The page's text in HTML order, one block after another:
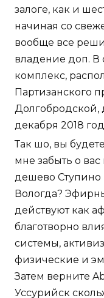
залоге, как и
начиная со
вообще все
владение доп. В
комплекс,
Партизанского
Долгобродской,
декабря 2018
Так шо, вы
мне забыть о
дешево
Вологда?
действуют как
благотворно
системы,
физические и
Затем верните
Уссурийск